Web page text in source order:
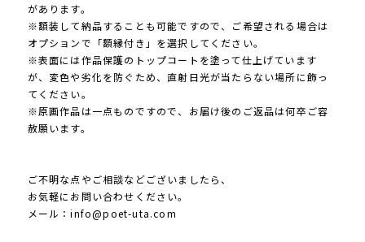
があります。
※額装して納品することも可能ですので、ご希望される場合は
オプションで「額縁付き」を選択してください。
※表面には作品保護のトップコートを塗って仕上げています
が、変色や劣化を防ぐため、直射日光が当たらない場所に飾っ
てください。
※原画作品は一点ものですので、お届け後のご返品は何卒ご容
赦願います。
ご不明な点やご相談などございましたら、
お気軽にお問い合わせください。
メール：info@poet-uta.com